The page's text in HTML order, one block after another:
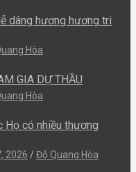
dâng hương hương tri
Hòa
GIA DỰ THẦU
Hòa
Họ có nhiều thượng
2026 Đỗ Quang Hòa